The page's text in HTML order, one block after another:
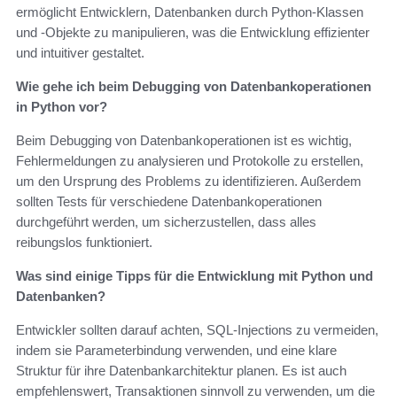
ermöglicht Entwicklern, Datenbanken durch Python-Klassen
und -Objekte zu manipulieren, was die Entwicklung effizienter
und intuitiver gestaltet.
Wie gehe ich beim Debugging von Datenbankoperationen
in Python vor?
Beim Debugging von Datenbankoperationen ist es wichtig,
Fehlermeldungen zu analysieren und Protokolle zu erstellen,
um den Ursprung des Problems zu identifizieren. Außerdem
sollten Tests für verschiedene Datenbankoperationen
durchgeführt werden, um sicherzustellen, dass alles
reibungslos funktioniert.
Was sind einige Tipps für die Entwicklung mit Python und
Datenbanken?
Entwickler sollten darauf achten, SQL-Injections zu vermeiden,
indem sie Parameterbindung verwenden, und eine klare
Struktur für ihre Datenbankarchitektur planen. Es ist auch
empfehlenswert, Transaktionen sinnvoll zu verwenden, um die